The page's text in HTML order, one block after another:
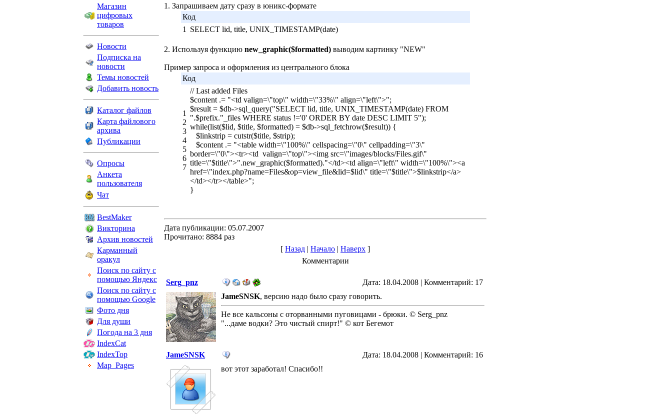
Магазин
цифровых
товаров
Новости
Подписка на
новости
Темы новостей
Добавить новость
Каталог файлов
Карта файлового
архива
Публикации
Опросы
Анкета
пользователя
Чат
BestMaker
Викторина
Архив новостей
Карманный
оракул
Поиск по сайту с
помощью Яндекс
Поиск по сайту с
помощью Google
Фото дня
Для души
Погода на 3 дня
IndexCat
IndexTop
Map_Pages
1. Запрашиваем дату сразу в юникс-формате
Код
1
SELECT lid, title, UNIX_TIMESTAMP(date)
2. Используя функцию new_graphic($formatted) выводим картинку "NEW"
Пример запроса и оформления из центрального блока
Код
1
2
3
4
5
6
7
// Last added Files
$content .= "<td valign=\"top\" width=\"33%\" align=\"left\">";
$result = $db->sql_query("SELECT lid, title, UNIX_TIMESTAMP(date) FROM
".$prefix."_files WHERE status !='0' ORDER BY date DESC LIMIT 5");
while(list($lid, $title, $formatted) = $db->sql_fetchrow($result)) {
$linkstrip = cutstr($title, $strip);
$content .= "<table width=\"100%\" cellspacing=\"0\" cellpadding=\"3\"
border=\"0\"><tr><td valign=\"top\"><img src=\"images/blocks/Files.gif\"
title=\"$title\">".new_graphic($formatted)."</td><td align=\"left\" width=\"100%\"><a
href=\"index.php?name=Files&op=view_file&lid=$lid\" title=\"$title\">$linkstrip</a>
</td></tr></table>";
}
Дата публикации: 05.07.2007
Прочитано: 8884 раз
[ Назад | Начало | Наверх ]
Комментарии
Serg_pnz
Дата: 18.04.2008 | Комментарий: 17
JameSNSK, версию надо было сразу говорить.
Не все кальсоны с оторванными пуговицами - брюки. © Serg_pnz
"...даме водки? Это чистый спирт!" © кот Бегемот
JameSNSK
Дата: 18.04.2008 | Комментарий: 16
вот этот заработал! Спасибо!!